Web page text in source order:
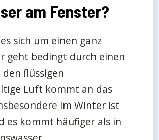
am Fenster?
sich um einen ganz
geht bedingt durch einen
flüssigen
Luft kommt an das
im Winter ist
es kommt häufiger als in